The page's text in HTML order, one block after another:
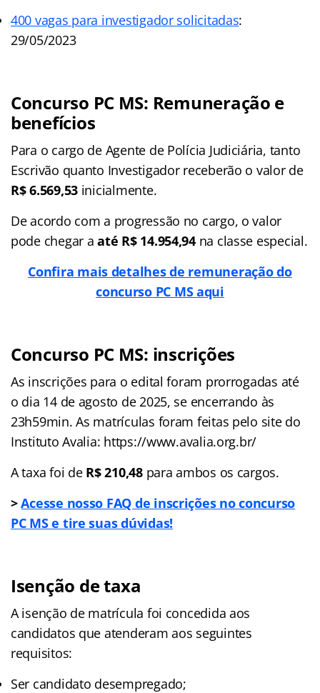
400 vagas para investigador solicitadas:
29/05/2023
Concurso PC MS: Remuneração e
benefícios
Para o cargo de Agente de Polícia Judiciária, tanto
Escrivão quanto Investigador receberão o valor de
R$ 6.569,53 inicialmente.
De acordo com a progressão no cargo, o valor
pode chegar aaté R$ 14.954,94na classe especial.
Confira mais detalhes de remuneração do
concurso PC MS aqui
Concurso PC MS: inscrições
As inscrições para o edital foram prorrogadas até
o dia 14 de agosto de 2025, se encerrando às
23h59min. As matrículas foram feitas pelo site do
Instituto Avalia: https://www.avalia.org.br/
A taxa foi deR$ 210,48para ambos os cargos.
>Acesse nosso FAQ de inscrições no concurso
PC MS e tire suas dúvidas!
Isenção de taxa
A isenção de matrícula foi concedida aos
candidatos que atenderam aos seguintes
requisitos:
Ser candidato desempregado;